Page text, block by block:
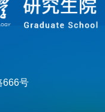
666号